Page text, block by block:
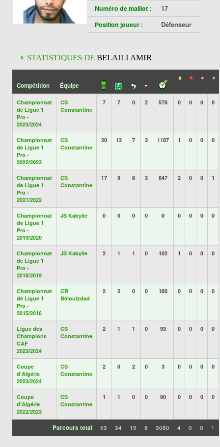
Numéro de maillot : 17
Position joueur : Défenseur
STATISTIQUES DE BELAILI AMIR
Compétition Équipe
Championnat
de Ligue 1
Pro -
2023/2024
CS
Constantine
7 7 0 2 578 0 0 0 0
Championnat
de Ligue 1
Pro -
2022/2023
CS
Constantine
20 13 7 3 1187 1 0 0 0
Championnat
de Ligue 1
Pro -
2021/2022
CS
Constantine
17 9 8 3 847 2 0 0 1
Championnat
de Ligue 1
Pro -
2019/2020
JS Kabylie 0 0 0 0 0 0 0 0 0
Championnat
de Ligue 1
Pro -
2018/2019
JS Kabylie 2 1 1 0 102 1 0 0 0
Championnat
de Ligue 1
Pro -
2015/2016
CR
Bélouizdad
2 2 0 0 180 0 0 0 0
Ligue des
Champions
CAF
2023/2024
CS
Constantine
2 1 1 0 93 0 0 0 0
Coupe
d'Algérie
2023/2024
CS
Constantine
2 0 2 0 3 0 0 0 0
Coupe
d'Algérie
2022/2023
CS
Constantine
1 1 0 0 90 0 0 0 0
Parcours total 53 34 19 8 3080 4 0 0 1